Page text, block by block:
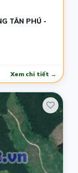
TÂN PHÚ -
Xem chi tiết →